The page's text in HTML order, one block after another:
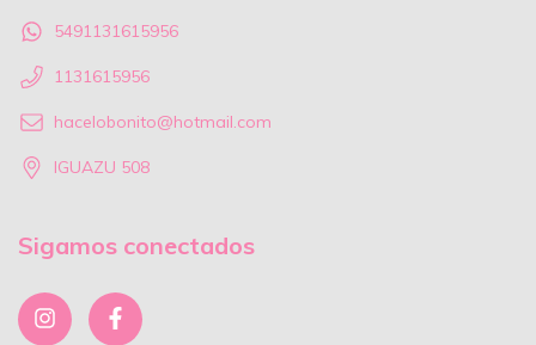
5491131615956
1131615956
hacelobonito@hotmail.com
IGUAZU 508
Sigamos conectados